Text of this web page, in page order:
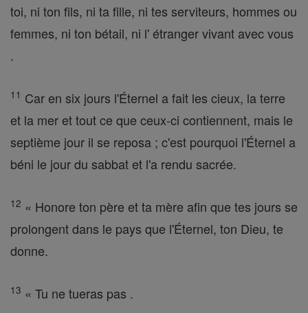
toi, ni ton fils, ni ta fille, ni tes serviteurs, hommes ou
femmes, ni ton bétail, ni l' étranger vivant avec vous
.
11 Car en six jours l'Éternel a fait les cieux, la terre
et la mer et tout ce que ceux-ci contiennent, mais le
septième jour il se reposa ; c'est pourquoi l'Éternel a
béni le jour du sabbat et l'a rendu sacrée.
12 « Honore ton père et ta mère afin que tes jours se
prolongent dans le pays que l'Éternel, ton Dieu, te
donne.
13 « Tu ne tueras pas .